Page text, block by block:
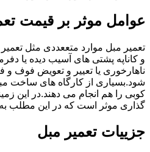
عوامل موثر بر قیمت
تعمیر مبل موارد متععددی مثل
و کاناپه پشتی های آسیب دیده یا
ناهارخوری یا تعییر و تعویض فوف و
شود.بسیاری از کارگاه های ساخت
کوبی را هم انجام می دهند.در این
گذاری موثر است که در این مطلب
جزییات تعمیر مبل